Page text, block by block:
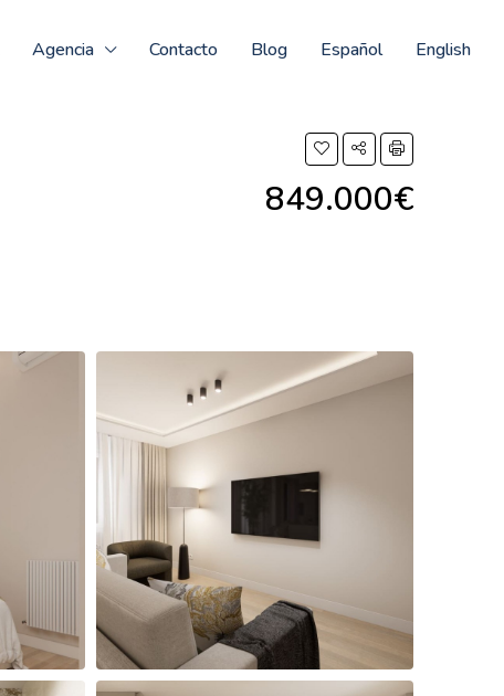
Agencia Contacto Blog Español English
849.000€